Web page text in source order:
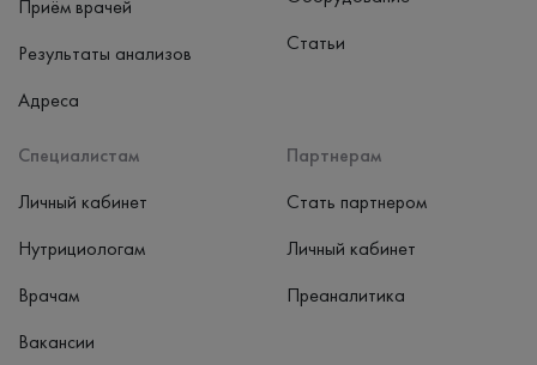
Приём врачей
Результаты анализов
Адреса
Специалистам
Личный кабинет
Нутрициологам
Врачам
Вакансии
Партнерам
Стать партнером
Личный кабинет
Преаналитика
Статьи